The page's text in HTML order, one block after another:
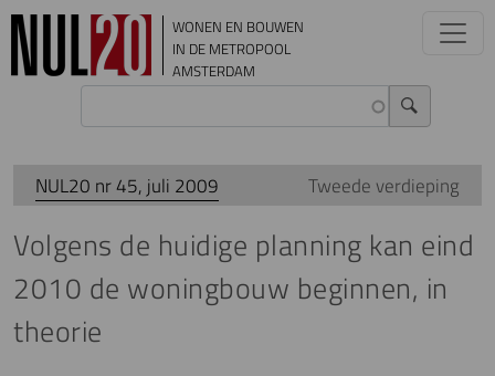
Overslaan en naar de inhoud gaan
WONEN EN BOUWEN
IN DE METROPOOL
AMSTERDAM
NUL20 nr 45, juli 2009 Tweede verdieping
Volgens de huidige planning kan eind
2010 de woningbouw beginnen, in
theorie